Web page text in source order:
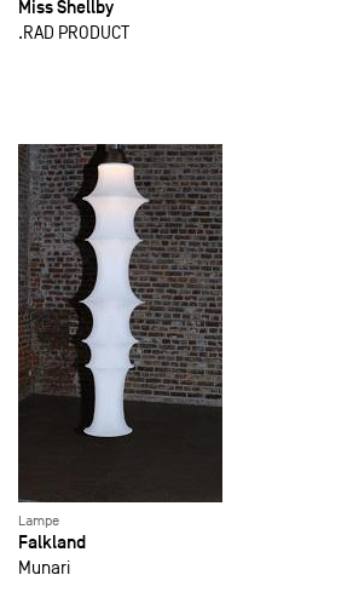
Miss Shellby
.RAD PRODUCT
Lampe
Falkland
Munari